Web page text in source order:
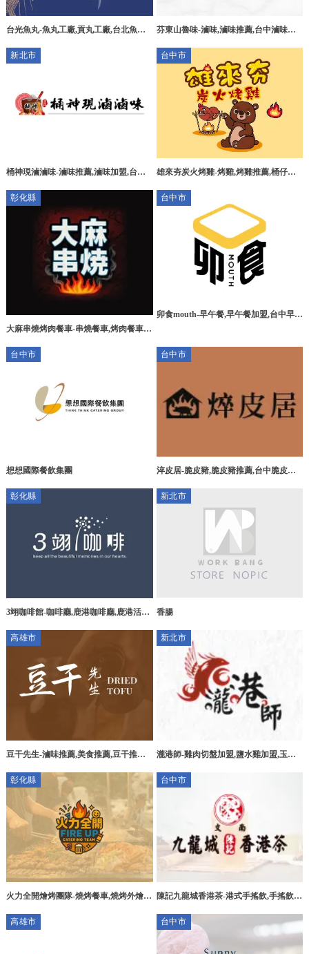
台光魚丸-魚丸工廠,貢丸工廠,台北魚丸
芬東山魯味-滷味,滷味推薦,台中滷味推
新北市
桶神現滷滷味-滷味推薦,滷味加盟,台北
盟
台中市
雄來夯炭火烤雞-烤雞,烤雞推薦,桶仔雞,
中桶仔雞推薦,太平烤雞推薦,太平桶仔雞
彰化縣
大麻串燒烤肉餐車-串燒餐車,烤肉餐車,
車
台中市
卯食mouth-早午餐,早午餐加盟,台中早午
台中市
想想國際餐飲集團
台中市
淬皮居-脆皮豬,脆皮豬推薦,台中脆皮豬,
彰化縣
3翊咖啡館-咖啡廳,鹿港咖啡廳,鹿港活動
新北市
香腸
高雄市
豆干先生-滷味推薦,美食推薦,豆干推薦,
薦,高雄在地美食,鳳山區滷味推薦,鳳山
區美食推薦,鳳山區豆干推薦
新北市
瀧港師-雞肉切盤加盟,鹽水雞加盟,玉米
發
彰化縣
火力全開燴烤團隊-燒烤餐車,燒烤外燴餐
美燒烤餐車
台中市
陳記九龍城香港茶-港式手搖飲,手搖飲加
區手搖飲加盟
高雄市 台中市